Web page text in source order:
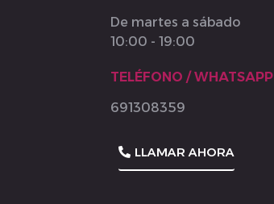
De martes a sábado
10:00 - 19:00
TELÉFONO / WHATSAPP
691308359
LLAMAR AHORA